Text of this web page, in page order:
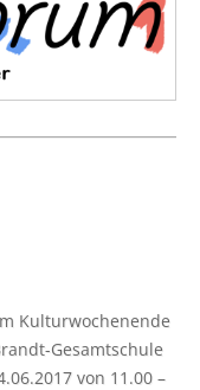
Kul­tur­wo­chen­en­de
Gesamt­schu­le
von 11.00 –